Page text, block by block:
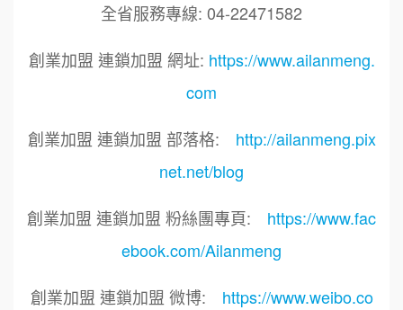
全省服務專線: 04-22471582
創業加盟 連鎖加盟 網址: https://www.ailanmeng.
com
創業加盟 連鎖加盟 部落格: http://ailanmeng.pix
net.net/blog
創業加盟 連鎖加盟 粉絲團專頁: https://www.fac
ebook.com/Ailanmeng
創業加盟 連鎖加盟 微博: https://www.weibo.co